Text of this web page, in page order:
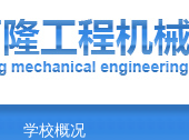
学校概况